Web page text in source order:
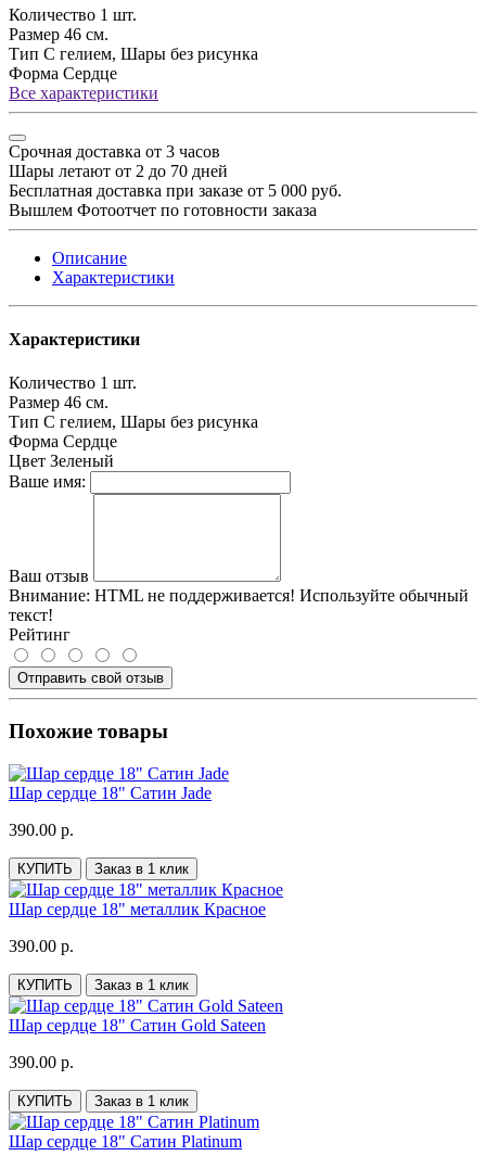
Количество 1 шт.
Размер 46 см.
Тип С гелием, Шары без рисунка
Форма Сердце
Все характеристики
Срочная доставка от 3 часов
Шары летают от 2 до 70 дней
Бесплатная доставка при заказе от 5 000 руб.
Вышлем Фотоотчет по готовности заказа
Описание
Характеристики
Характеристики
Количество 1 шт.
Размер 46 см.
Тип С гелием, Шары без рисунка
Форма Сердце
Цвет Зеленый
Ваше имя:
Ваш отзыв
Внимание: HTML не поддерживается! Используйте обычный
текст!
Рейтинг
Отправить свой отзыв
Похожие товары
Шар сердце 18" Сатин Jade
390.00 р.
КУПИТЬ Заказ в 1 клик
Шар сердце 18" металлик Красное
390.00 р.
КУПИТЬ Заказ в 1 клик
Шар сердце 18" Сатин Gold Sateen
390.00 р.
КУПИТЬ Заказ в 1 клик
Шар сердце 18" Сатин Platinum